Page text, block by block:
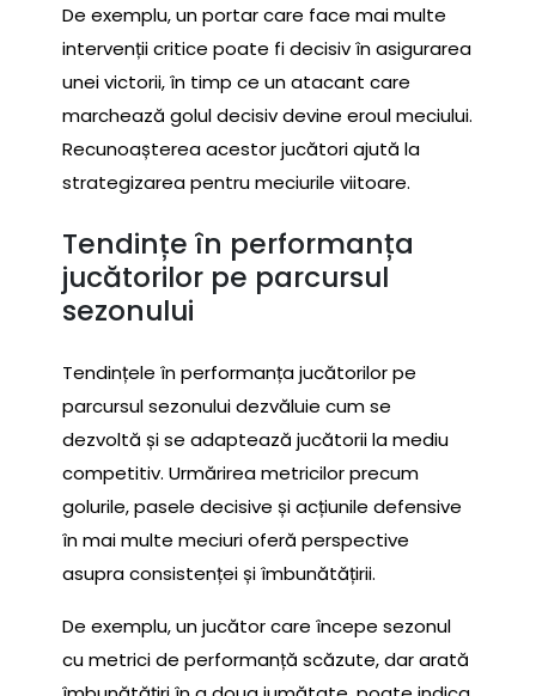
De exemplu, un portar care face mai multe
intervenții critice poate fi decisiv în asigurarea
unei victorii, în timp ce un atacant care
marchează golul decisiv devine eroul meciului.
Recunoașterea acestor jucători ajută la
strategizarea pentru meciurile viitoare.
Tendințe în performanța
jucătorilor pe parcursul
sezonului
Tendințele în performanța jucătorilor pe
parcursul sezonului dezvăluie cum se
dezvoltă și se adaptează jucătorii la mediu
competitiv. Urmărirea metricilor precum
golurile, pasele decisive și acțiunile defensive
în mai multe meciuri oferă perspective
asupra consistenței și îmbunătățirii.
De exemplu, un jucător care începe sezonul
cu metrici de performanță scăzute, dar arată